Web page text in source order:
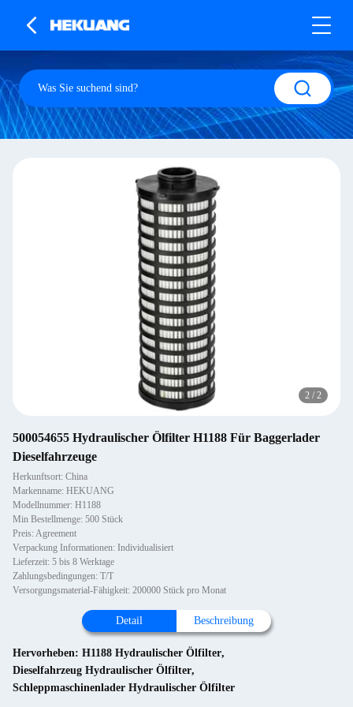
2 / 2
500054655 Hydraulischer Ölfilter H1188 Für Baggerlader
Dieselfahrzeuge
Herkunftsort: China
Markenname: HEKUANG
Modellnummer: H1188
Min Bestellmenge: 500 Stück
Preis: Agreement
Verpackung Informationen: Individualisiert
Lieferzeit: 5 bis 8 Werktage
Zahlungsbedingungen: T/T
Versorgungsmaterial-Fähigkeit: 200000 Stück pro Monat
Detail Beschreibung
Hervorheben: H1188 Hydraulischer Ölfilter,
Dieselfahrzeug Hydraulischer Ölfilter,
Schleppmaschinenlader Hydraulischer Ölfilter